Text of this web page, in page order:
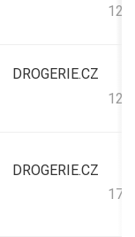
DROGERIE.CZ
DROGERIE.CZ